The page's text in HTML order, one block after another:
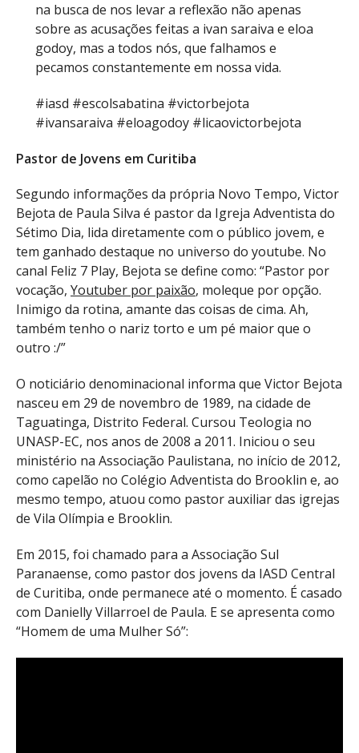
na busca de nos levar a reflexão não apenas
sobre as acusações feitas a ivan saraiva e eloa
godoy, mas a todos nós, que falhamos e
pecamos constantemente em nossa vida.
#iasd #escolsabatina #victorbejota
#ivansaraiva #eloagodoy #licaovictorbejota
Pastor de Jovens em Curitiba
Segundo informações da própria Novo Tempo, Victor
Bejota de Paula Silva é pastor da Igreja Adventista do
Sétimo Dia, lida diretamente com o público jovem, e
tem ganhado destaque no universo do youtube. No
canal Feliz 7 Play, Bejota se define como: “Pastor por
vocação, Youtuber por paixão, moleque por opção.
Inimigo da rotina, amante das coisas de cima. Ah,
também tenho o nariz torto e um pé maior que o
outro :/”
O noticiário denominacional informa que Victor Bejota
nasceu em 29 de novembro de 1989, na cidade de
Taguatinga, Distrito Federal. Cursou Teologia no
UNASP-EC, nos anos de 2008 a 2011. Iniciou o seu
ministério na Associação Paulistana, no início de 2012,
como capelão no Colégio Adventista do Brooklin e, ao
mesmo tempo, atuou como pastor auxiliar das igrejas
de Vila Olímpia e Brooklin.
Em 2015, foi chamado para a Associação Sul
Paranaense, como pastor dos jovens da IASD Central
de Curitiba, onde permanece até o momento. É casado
com Danielly Villarroel de Paula. E se apresenta como
“Homem de uma Mulher Só”: